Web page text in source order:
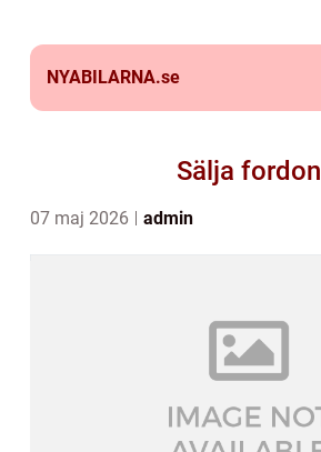
NYABILARNA.se
Sälja fordon
07 maj 2026 admin